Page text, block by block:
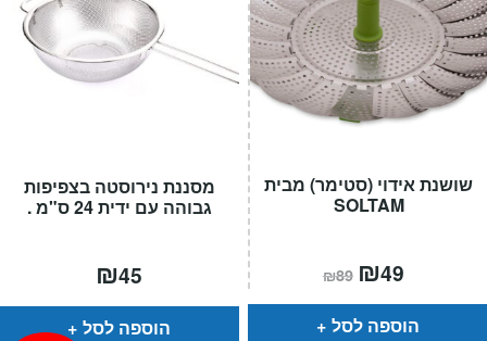
מסננת נירוסטה בצפיפות
גבוהה עם ידית 24 ס"מ .
₪45
הוספה לסל
שושנת אידוי (סטימר) מבית
SOLTAM
₪89 המחיר
המקורי
היה:
₪89.
₪49
הוא:
הוספה לסל